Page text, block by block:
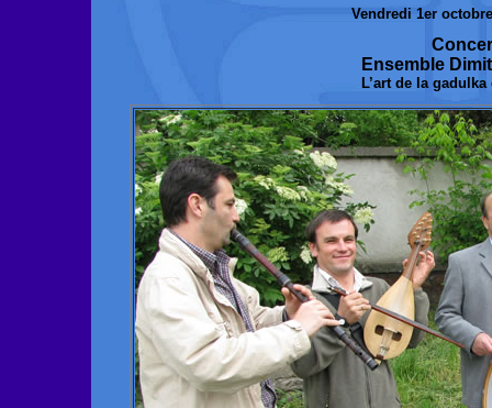
Vendredi 1er
Ensemble
L’art de la